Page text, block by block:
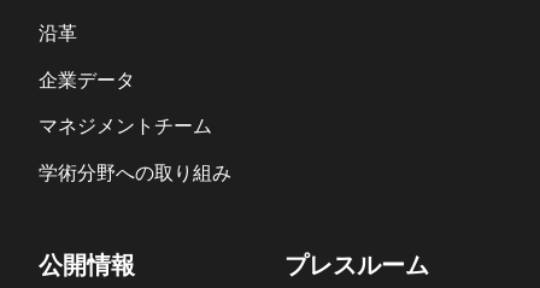
沿革
企業データ
マネジメントチーム
学術分野への取り組み
公開情報 プレスルーム